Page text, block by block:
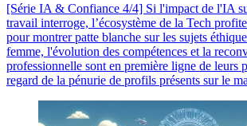
[Série IA & Confiance 4/4] Si l'impact de l'IA
travail interroge, l’écosystème de la Tech
pour montrer patte blanche sur les sujets
femme, l'évolution des compétences et la
professionnelle sont en première ligne de leurs
regard de la pénurie de profils présents sur le